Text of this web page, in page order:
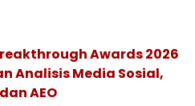
Awards 2026
Analisis Media Sosial,
AEO